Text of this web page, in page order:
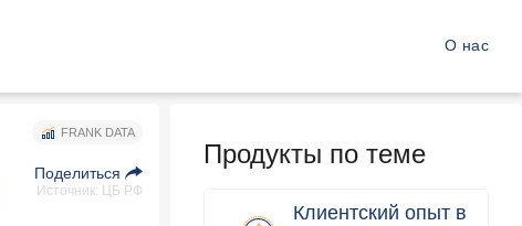
О нас
FRANK DATA
Поделиться
Источник: ЦБ РФ
Продукты по теме
Клиентский опыт в